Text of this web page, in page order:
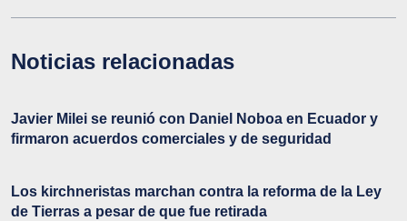
Noticias relacionadas
Javier Milei se reunió con Daniel Noboa en Ecuador y
firmaron acuerdos comerciales y de seguridad
Los kirchneristas marchan contra la reforma de la Ley
de Tierras a pesar de que fue retirada